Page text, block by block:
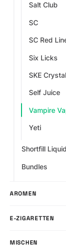
Salt Club
SC
SC Red
Six Licks
SKE Crystal
Self Juice
Vampire
Yeti
Shortfill
Bundles
AROMEN
E-ZIGARETTEN
MISCHEN